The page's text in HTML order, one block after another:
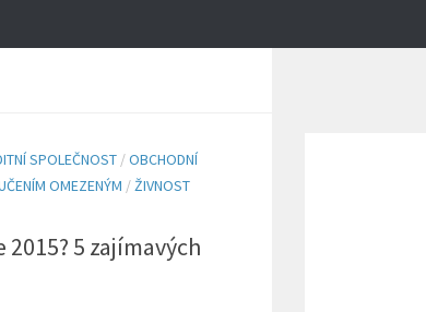
SPOLEČNOST /OBCHODNÍ
OMEZENÝM /ŽIVNOST
5 zajímavých